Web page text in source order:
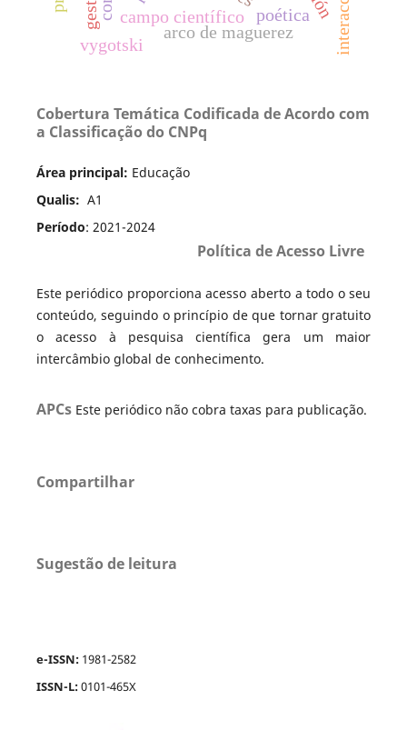
campo científico poética
arco de maguerez
vygotski
Cobertura Temática Codificada de Acordo com
a Classificação do CNPq
Área principal: Educação
Qualis: A1
Período: 2021-2024
Política de Acesso Livre
Este periódico proporciona acesso aberto a todo o seu
conteúdo, seguindo o princípio de que tornar gratuito
o acesso à pesquisa científica gera um maior
intercâmbio global de conhecimento.
APCs Este periódico não cobra taxas para publicação.
Compartilhar
Sugestão de leitura
e-ISSN: 1981-2582
ISSN-L:0101-465X